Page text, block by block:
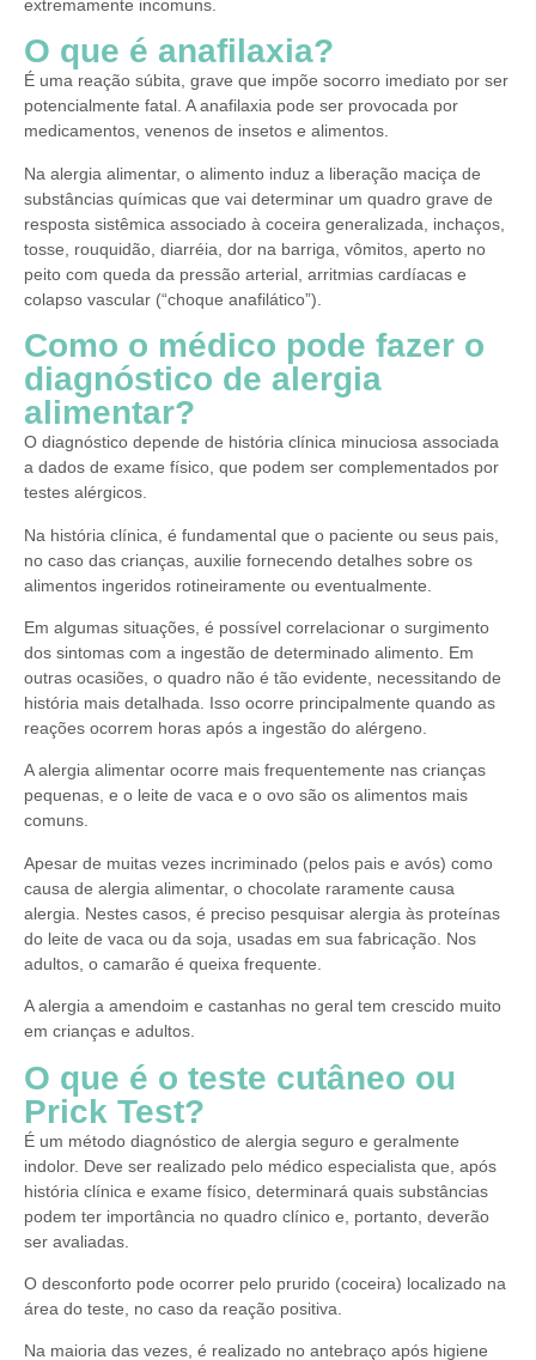
extremamente incomuns.
O que é anafilaxia?
É uma reação súbita, grave que impõe socorro imediato por ser
potencialmente fatal. A anafilaxia pode ser provocada por
medicamentos, venenos de insetos e alimentos.
Na alergia alimentar, o alimento induz a liberação maciça de
substâncias químicas que vai determinar um quadro grave de
resposta sistêmica associado à coceira generalizada, inchaços,
tosse, rouquidão, diarréia, dor na barriga, vômitos, aperto no
peito com queda da pressão arterial, arritmias cardíacas e
colapso vascular (“choque anafilático”).
Como o médico pode fazer o
diagnóstico de alergia
alimentar?
O diagnóstico depende de história clínica minuciosa associada
a dados de exame físico, que podem ser complementados por
testes alérgicos.
Na história clínica, é fundamental que o paciente ou seus pais,
no caso das crianças, auxilie fornecendo detalhes sobre os
alimentos ingeridos rotineiramente ou eventualmente.
Em algumas situações, é possível correlacionar o surgimento
dos sintomas com a ingestão de determinado alimento. Em
outras ocasiões, o quadro não é tão evidente, necessitando de
história mais detalhada. Isso ocorre principalmente quando as
reações ocorrem horas após a ingestão do alérgeno.
A alergia alimentar ocorre mais frequentemente nas crianças
pequenas, e o leite de vaca e o ovo são os alimentos mais
comuns.
Apesar de muitas vezes incriminado (pelos pais e avós) como
causa de alergia alimentar, o chocolate raramente causa
alergia. Nestes casos, é preciso pesquisar alergia às proteínas
do leite de vaca ou da soja, usadas em sua fabricação. Nos
adultos, o camarão é queixa frequente.
A alergia a amendoim e castanhas no geral tem crescido muito
em crianças e adultos.
O que é o teste cutâneo ou
Prick Test?
É um método diagnóstico de alergia seguro e geralmente
indolor. Deve ser realizado pelo médico especialista que, após
história clínica e exame físico, determinará quais substâncias
podem ter importância no quadro clínico e, portanto, deverão
ser avaliadas.
O desconforto pode ocorrer pelo prurido (coceira) localizado na
área do teste, no caso da reação positiva.
Na maioria das vezes, é realizado no antebraço após higiene